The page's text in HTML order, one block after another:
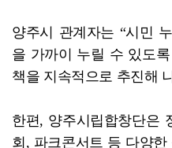
양주시 관계자는 “시민
을 가까이 누릴 수 있도
책을 지속적으로 추진해
한편, 양주시립합창단은
회, 파크콘서트 등 다양